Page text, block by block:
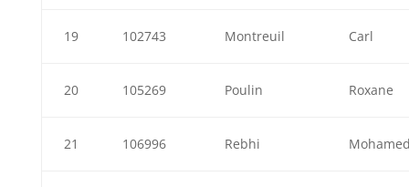
19 102743 Montreuil Carl
20 105269 Poulin Roxane
21 106996 Rebhi